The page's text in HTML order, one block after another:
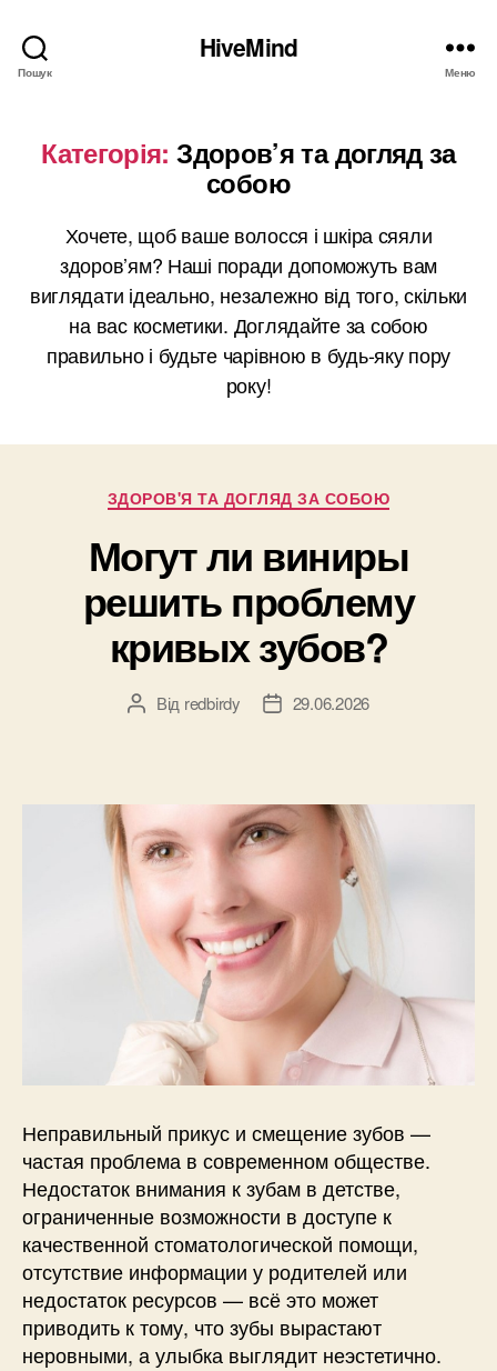
Пошук
HiveMind
Меню
Категорія: Здоров’я та догляд за
собою
Хочете, щоб ваше волосся і шкіра сяяли
здоров’ям? Наші поради допоможуть вам
виглядати ідеально, незалежно від того, скільки
на вас косметики. Доглядайте за собою
правильно і будьте чарівною в будь-яку пору
року!
Категорії
ЗДОРОВ'Я ТА ДОГЛЯД ЗА СОБОЮ
Могут ли виниры
решить проблему
кривых зубов?
Автор
Від redbirdy
Дата29.06.2026
Неправильный прикус и смещение зубов —
частая проблема в современном обществе.
Недостаток внимания к зубам в детстве,
ограниченные возможности в доступе к
качественной стоматологической помощи,
отсутствие информации у родителей или
недостаток ресурсов — всё это может
приводить к тому, что зубы вырастают
неровными, а улыбка выглядит неэстетично.